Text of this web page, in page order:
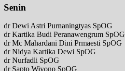
Senin
dr Dewi Astri Purnaningtyas SpOG
dr Kartika Budi Peranawengrum SpOG
dr Mc Mahardani Dini Prmaesti SpOG
dr Nidya Kartika Dewi SpOG
dr Nurfadli SpOG
dr Sapto Wiyono SpOG